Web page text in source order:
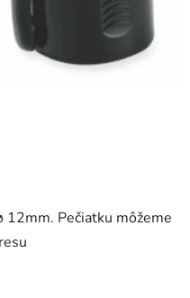
12mm. Pečiatku môžeme